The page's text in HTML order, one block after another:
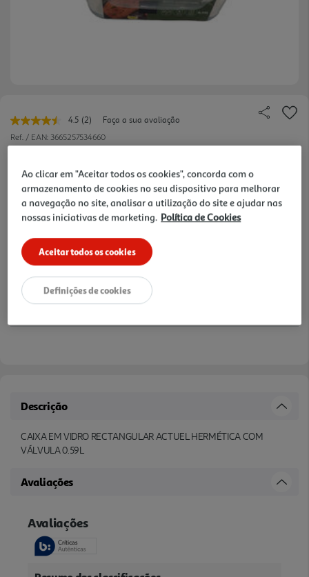
4.5 Leu
2
avaliações.
para
a
mesma
página.
(2)
Faça a sua avaliação
Ref. / EAN: 3665257534660
3,99 €
Notas de preparação
Descrição
CAIXA EM VIDRO RECTANGULAR ACTUEL HERMÉTICA COM
VÁLVULA 0.59L
Avaliações
Ao clicar em "Aceitar todos os cookies", concorda com o
armazenamento de cookies no seu dispositivo para melhorar
a navegação no site, analisar a utilização do site e ajudar nas
nossas iniciativas de marketing. Política de Cookies
Aceitar todos os cookies
Definições de cookies